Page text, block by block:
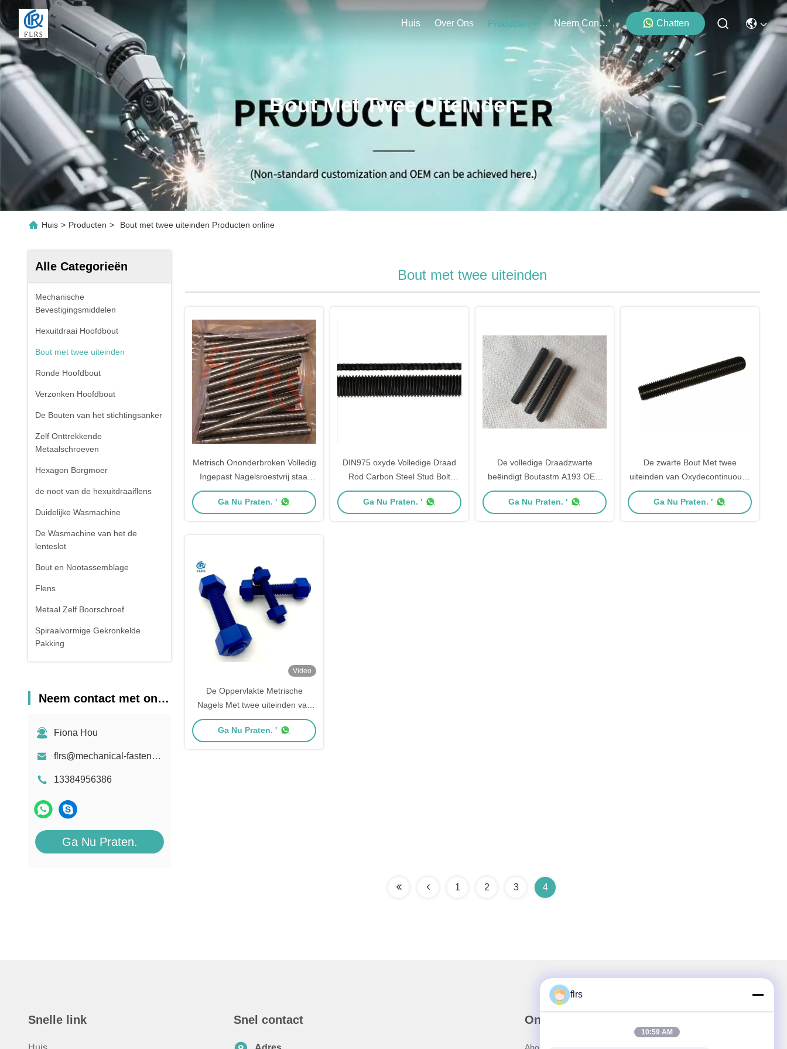
Huis Over Ons Producten Neem Contact Met Ons Op Chatten
Bout Met Twee Uiteinden
Huis > Producten > Bout met twee uiteinden Producten online
Alle Categorieën
Mechanische
Bevestigingsmiddelen
Hexuitdraai Hoofdbout
Bout met twee uiteinden
Ronde Hoofdbout
Verzonken Hoofdbout
De Bouten van het stichtingsanker
Zelf Onttrekkende
Metaalschroeven
Hexagon Borgmoer
de noot van de hexuitdraaiflens
Duidelijke Wasmachine
De Wasmachine van het de
lenteslot
Bout en Nootassemblage
Flens
Metaal Zelf Boorschroef
Spiraalvormige Gekronkelde
Pakking
De Montage van de staalpijp
Het smeden en het Gieten
De compressielente
Neem contact met ons op
Fiona Hou
flrs@mechanical-fasteners.com
13384956386
Ga Nu Praten.
Bout met twee uiteinden
Metrisch Ononderbroken Volledig
Ingepast Nagelsroestvrij staal
Met twee uiteinden ASME
18.31.1
Ga Nu Praten. '
DIN975 oxyde Volledige Draad
Rod Carbon Steel Stud Bolt
Gr8.8 10,9 12,9
Ga Nu Praten. '
De volledige Draadzwarte
beëindigt Boutastm A193 OEM
30mm Lengte Met twee uiteinden
Ga Nu Praten. '
De zwarte Bout Met twee
uiteinden van Oxydecontinuouse
paste Bar ASME A193 B7
42CrMoA in
Ga Nu Praten. '
Video
De Oppervlakte Metrische
Nagels Met twee uiteinden van
A193B7 A1942H PTFE,
Ga Nu Praten. '
1 2 3 4
Snelle link Snel contact Onze Nieuwsbrief
flrs
10:59 AM